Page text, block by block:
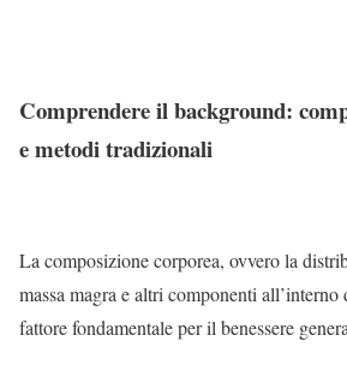
Comprendere il background:
e metodi tradizionali
La composizione corporea, ovvero la
massa magra e altri componenti
fattore fondamentale per il benessere